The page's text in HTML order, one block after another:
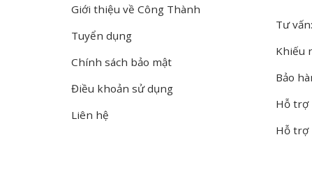
Giới thiệu về Công Thành
Tuyển dụng
Chính sách bảo mật
Điều khoản sử dụng
Liên hệ
Tư
Khiếu
Bảo
Hỗ trợ
Hỗ trợ